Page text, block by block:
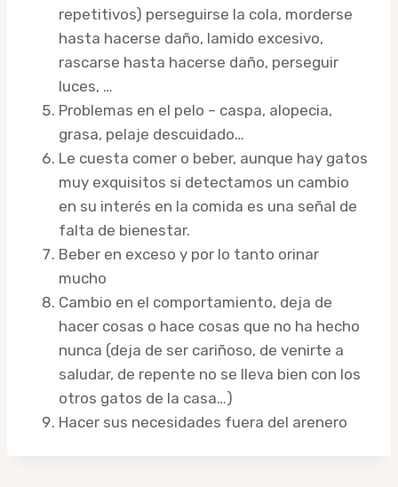
repetitivos) perseguirse la cola, morderse
hasta hacerse daño, lamido excesivo,
rascarse hasta hacerse daño, perseguir
luces, …
Problemas en el pelo – caspa, alopecia,
grasa, pelaje descuidado…
Le cuesta comer o beber, aunque hay gatos
muy exquisitos si detectamos un cambio
en su interés en la comida es una señal de
falta de bienestar.
Beber en exceso y por lo tanto orinar
mucho
Cambio en el comportamiento, deja de
hacer cosas o hace cosas que no ha hecho
nunca (deja de ser cariñoso, de venirte a
saludar, de repente no se lleva bien con los
otros gatos de la casa…)
Hacer sus necesidades fuera del arenero